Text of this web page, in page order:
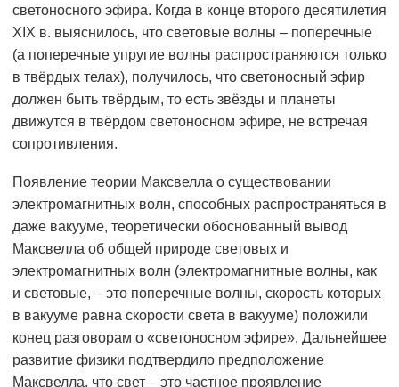
светоносного эфира. Когда в конце второго десятилетия
XIX в. выяснилось, что световые волны – поперечные
(а поперечные упругие волны распространяются только
в твёрдых телах), получилось, что светоносный эфир
должен быть твёрдым, то есть звёзды и планеты
движутся в твёрдом светоносном эфире, не встречая
сопротивления.
Появление теории Максвелла о существовании
электромагнитных волн, способных распространяться в
даже вакууме, теоретически обоснованный вывод
Максвелла об общей природе световых и
электромагнитных волн (электромагнитные волны, как
и световые, – это поперечные волны, скорость которых
в вакууме равна скорости света в вакууме) положили
конец разговорам о «светоносном эфире». Дальнейшее
развитие физики подтвердило предположение
Максвелла, что свет – это частное проявление